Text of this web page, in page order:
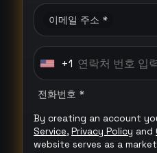
이메일 주소 *
U
n
t
e
+1
전화번호 *
By creating an account
Service, Privacy Policy and
website serves as a